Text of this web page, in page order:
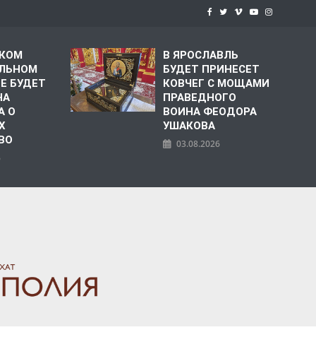
БУДЕТ
О
В ЯРОСЛАВЛЬ
БУДЕТ ПРИНЕСЕТ
КОВЧЕГ С МОЩАМИ
ПРАВЕДНОГО
ВОИНА ФЕОДОРА
УШАКОВА
03.08.2026